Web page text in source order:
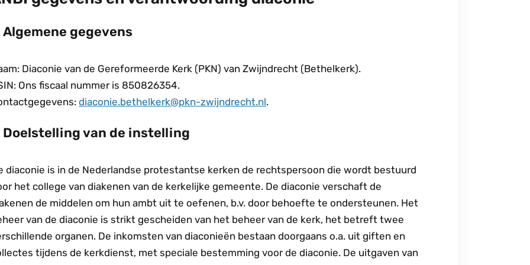
Algemene gegevens
Diaconie van de Gereformeerde Kerk (PKN) van Zwijndrecht (Bethelkerk).
Ons fiscaal nummer is 850826354.
diaconie.bethelkerk@pkn-zwijndrecht.nl.
Doelstelling van de instelling
diaconie is in de Nederlandse protestantse kerken de rechtspersoon die wordt bestuurd
het college van diakenen van de kerkelijke gemeente. De diaconie verschaft de
de middelen om hun ambt uit te oefenen, b.v. door behoefte te ondersteunen. Het
van de diaconie is strikt gescheiden van het beheer van de kerk, het betreft twee
organen. De inkomsten van diaconieën bestaan doorgaans o.a. uit giften en
tijdens de kerkdienst, met speciale bestemming voor de diaconie. De uitgaven van